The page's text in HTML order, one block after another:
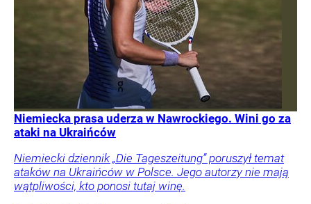
Niemiecka prasa uderza w Nawrockiego. Wini go za
ataki na Ukraińców
Niemiecki dziennik „Die Tageszeitung” poruszył temat
ataków na Ukraińców w Polsce. Jego autorzy nie mają
wątpliwości, kto ponosi tutaj winę.